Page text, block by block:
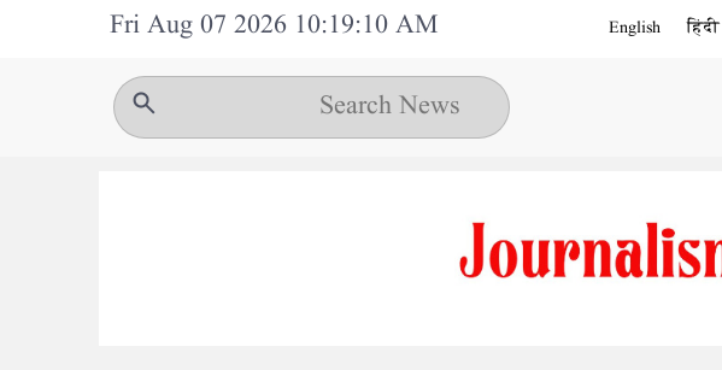
Fri Aug 07 2026 10:19:10 AM English हिंदी